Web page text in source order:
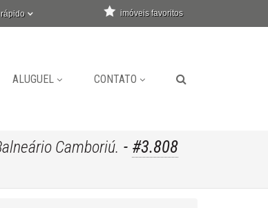
imóveis favoritos
ALUGUEL CONTATO
Camboriú. - #3.808